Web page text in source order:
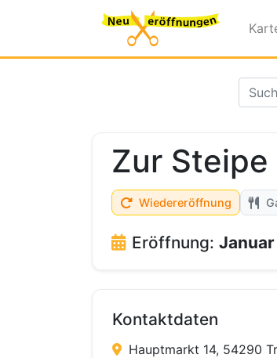
Zur
Wiedereröffnung
Eröffnung:
Kontaktdaten
Hauptmarkt 14, 54290